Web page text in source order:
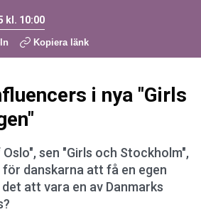
kl. 10:00
Kopiera länk
i nya "Girls
sen "Girls och Stockholm",
danskarna att få en egen
att vara en av Danmarks